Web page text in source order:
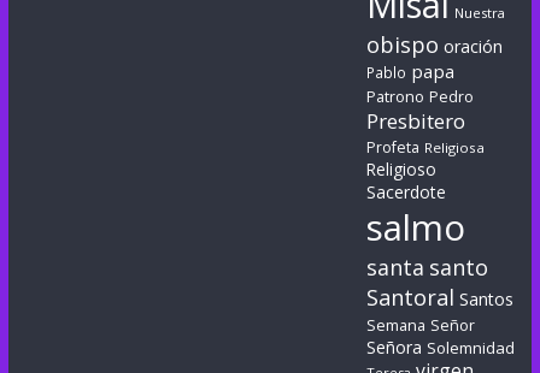
Nuestra
obispo oración
Pablo papa
Patrono Pedro
Presbitero
Profeta Religiosa
Religioso
Sacerdote
salmo
santa santo
Santoral Santos
Semana Señor
Señora Solemnidad